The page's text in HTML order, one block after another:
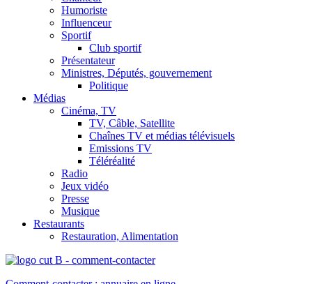
Humoriste
Influenceur
Sportif
Club sportif
Présentateur
Ministres, Députés, gouvernement
Politique
Médias
Cinéma, TV
TV, Câble, Satellite
Chaînes TV et médias télévisuels
Emissions TV
Téléréalité
Radio
Jeux vidéo
Presse
Musique
Restaurants
Restauration, Alimentation